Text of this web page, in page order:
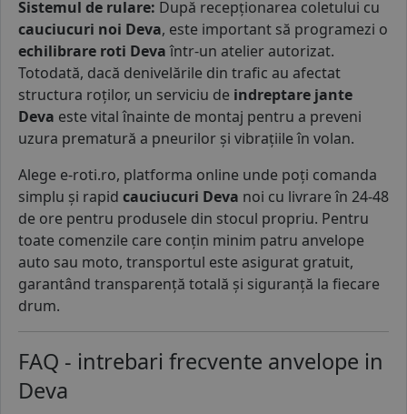
Sistemul de rulare: După recepționarea coletului cu
cauciucuri noi Deva, este important să programezi o
echilibrare roti Devaîntr-un atelier autorizat.
Totodată, dacă denivelările din trafic au afectat
structura roților, un serviciu de indreptare jante
Deva este vital înainte de montaj pentru a preveni
uzura prematură a pneurilor și vibrațiile în volan.
Alege e-roti.ro, platforma online unde poți comanda
simplu și rapid cauciucuri Deva noi cu livrare în 24-48
de ore pentru produsele din stocul propriu. Pentru
toate comenzile care conțin minim patru anvelope
auto sau moto, transportul este asigurat gratuit,
garantând transparență totală și siguranță la fiecare
drum.
FAQ - intrebari frecvente anvelope in
Deva